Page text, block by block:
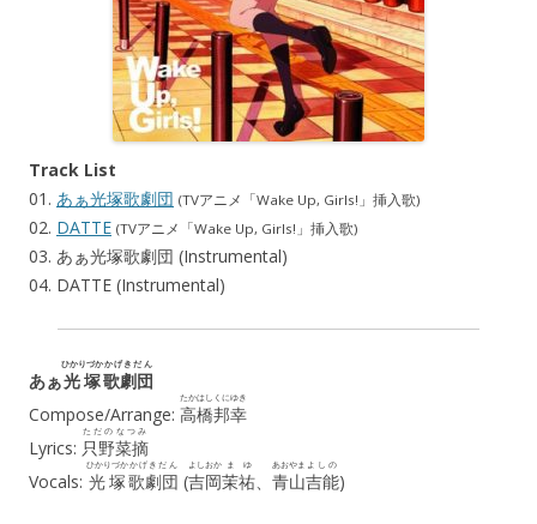
Track List
01. あぁ光塚歌劇団 (TVアニメ「Wake Up, Girls!」挿入歌)
02. DATTE (TVアニメ「Wake Up, Girls!」挿入歌)
03. あぁ光塚歌劇団 (Instrumental)
04. DATTE (Instrumental)
あぁ光塚
ひかりづか
歌劇団
かげきだん
Compose/Arrange: 高橋
たかはし
邦幸
くにゆき
Lyrics: 只野
ただの
菜摘
なつみ
Vocals: 光塚
ひかりづか
歌劇団
かげきだん
(吉岡
よしおか
茉祐
まゆ
、 青山
あおやま
吉能
よしの
)